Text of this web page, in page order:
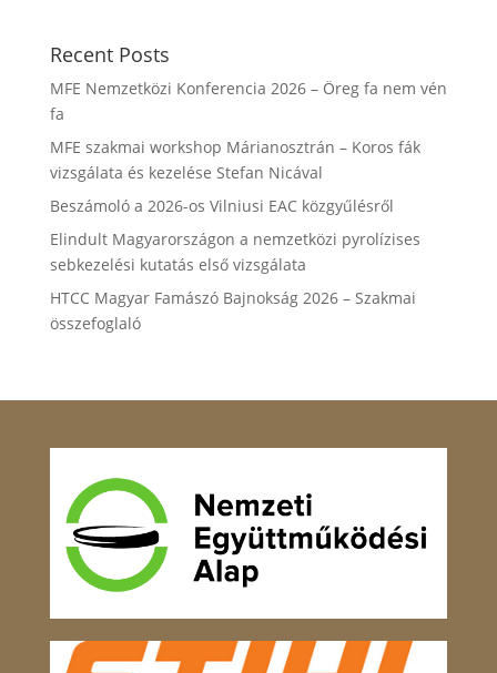
Recent Posts
MFE Nemzetközi Konferencia 2026 – Öreg fa nem vén
fa
MFE szakmai workshop Márianosztrán – Koros fák
vizsgálata és kezelése Stefan Nicával
Beszámoló a 2026-os Vilniusi EAC közgyűlésről
Elindult Magyarországon a nemzetközi pyrolízises
sebkezelési kutatás első vizsgálata
HTCC Magyar Famászó Bajnokság 2026 – Szakmai
összefoglaló